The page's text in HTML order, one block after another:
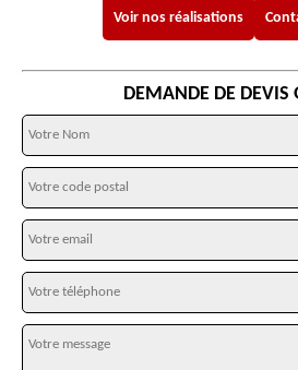
Voir nos réalisations
DEMANDE DE DEVIS